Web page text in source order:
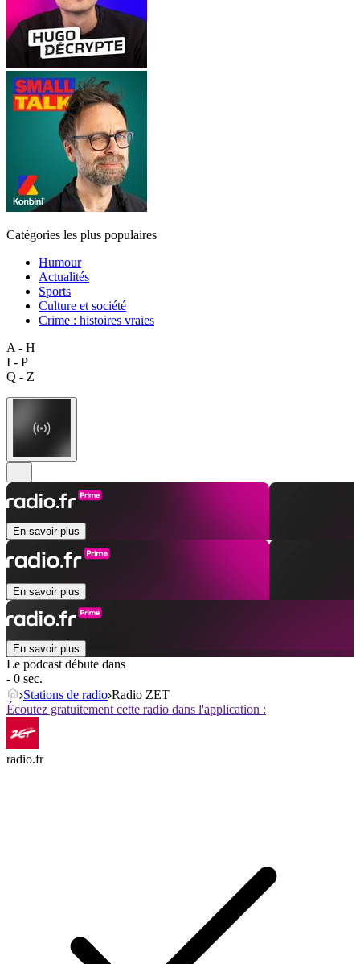
Catégories les plus populaires
Humour
Actualités
Sports
Culture et société
Crime : histoires vraies
A - H
I - P
Q - Z
En savoir plus
En savoir plus
En savoir plus
Le podcast débute dans
- 0 sec.
Stations de radio Radio ZET
Écoutez gratuitement cette radio dans l'application :
radio.fr